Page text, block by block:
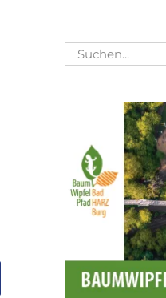
Suche
nach: